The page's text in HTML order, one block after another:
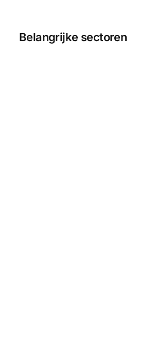
Belangrijke sectoren